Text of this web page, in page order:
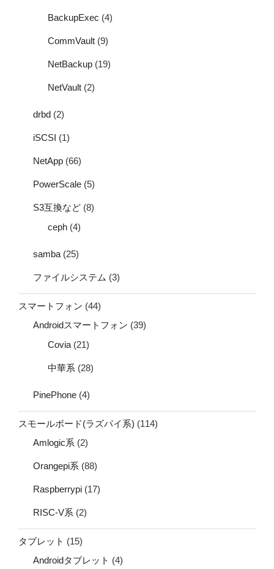
BackupExec (4)
CommVault (9)
NetBackup (19)
NetVault (2)
drbd (2)
iSCSI (1)
NetApp (66)
PowerScale (5)
S3互換など (8)
ceph (4)
samba (25)
ファイルシステム (3)
スマートフォン (44)
Androidスマートフォン (39)
Covia (21)
中華系 (28)
PinePhone (4)
スモールボード(ラズパイ系) (114)
Amlogic系 (2)
Orangepi系 (88)
Raspberrypi (17)
RISC-V系 (2)
タブレット (15)
Androidタブレット (4)